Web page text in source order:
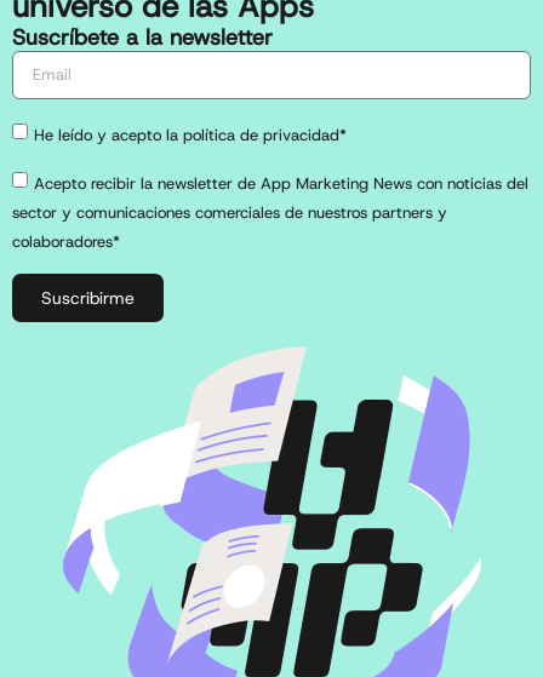
Suscríbete a la newsletter
He leído y acepto la política de privacidad*
Acepto recibir la newsletter de App Marketing News con noticias del
sector y comunicaciones comerciales de nuestros partners y
colaboradores*
Suscribirme